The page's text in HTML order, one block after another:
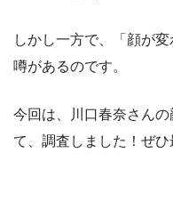
しかし一方で、「顔が
噂があるのです。
今回は、川口春奈さん
て、調査しました！ぜひ